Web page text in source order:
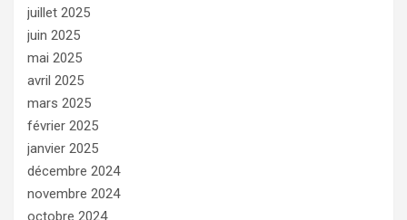
juillet 2025
juin 2025
mai 2025
avril 2025
mars 2025
février 2025
janvier 2025
décembre 2024
novembre 2024